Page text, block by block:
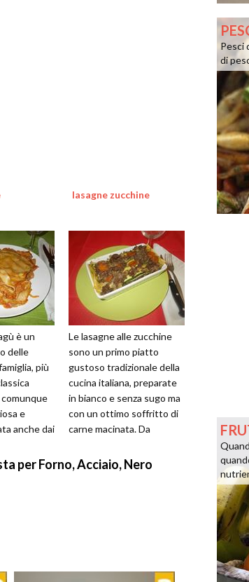
è un
delle
più
e
anche dai
lasagne zucchine
Le lasagne alle zucchine
sono un primo piatto
gustoso tradizionale della
cucina italiana, preparate
in bianco e senza sugo ma
con un ottimo soffritto di
carne macinata. Da
occasio...
per Forno, Acciaio, Nero
Pesci
di